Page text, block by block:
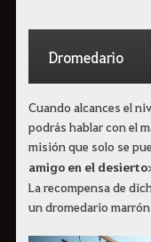
Dromedario
Cuando alcances el
podrás hablar con el
misión que solo se
amigo en el desierto
La recompensa de
un dromedario